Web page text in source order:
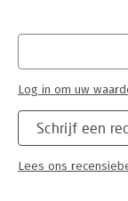
Hoofdrubriek:
Schrijf een
Lees ons
Log in om uw